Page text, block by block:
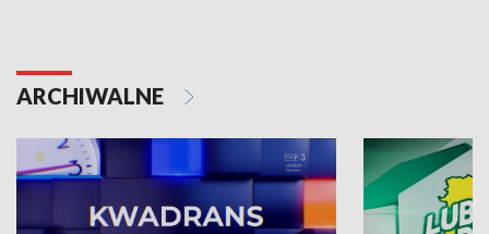
ARCHIWALNE